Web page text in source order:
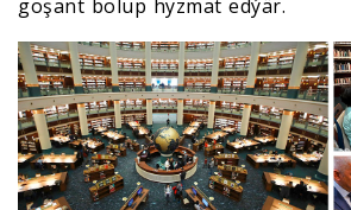
goşant bolup hyzmat edýär.